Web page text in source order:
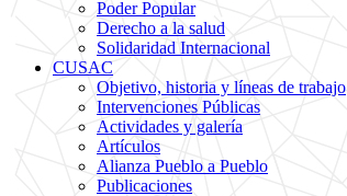
Poder Popular
Derecho a la salud
Solidaridad Internacional
CUSAC
Objetivo, historia y líneas de trabajo
Intervenciones Públicas
Actividades y galería
Artículos
Alianza Pueblo a Pueblo
Publicaciones